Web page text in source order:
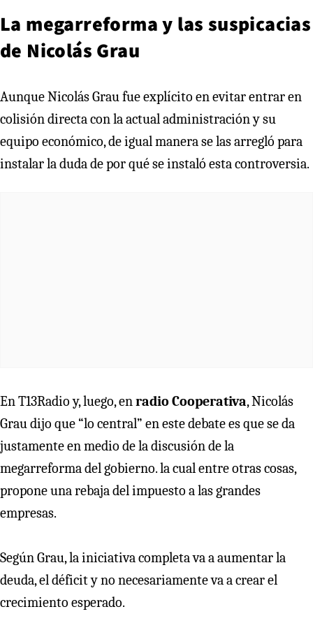
La megarreforma y las suspicacias
de Nicolás Grau
Aunque Nicolás Grau fue explícito en evitar entrar en
colisión directa con la actual administración y su
equipo económico, de igual manera se las arregló para
instalar la duda de por qué se instaló esta controversia.
En T13Radio y, luego, en radio Cooperativa, Nicolás
Grau dijo que “lo central” en este debate es que se da
justamente en medio de la discusión de la
megarreforma del gobierno. la cual entre otras cosas,
propone una rebaja del impuesto a las grandes
empresas.
Según Grau, la iniciativa completa va a aumentar la
deuda, el déficit y no necesariamente va a crear el
crecimiento esperado.